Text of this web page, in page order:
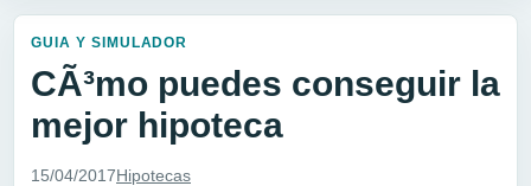
GUIA Y SIMULADOR
CÃ³mo puedes conseguir la
mejor hipoteca
15/04/2017Hipotecas